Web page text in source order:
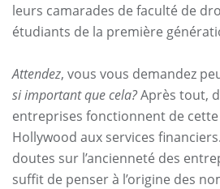
leurs camarades de faculté de
étudiants de la première
Attendez, vous vous demandez
si important que cela?Après tout,
entreprises fonctionnent de
Hollywood aux services
doutes sur l’ancienneté des
suffit de penser à l’origine des